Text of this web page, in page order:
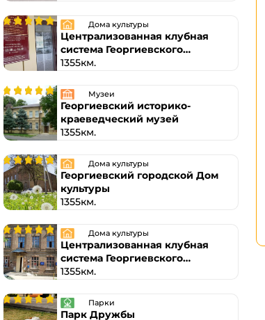
Дома культуры
Централизованная клубная
система Георгиевского
городского округа
1355км.
Музеи
Георгиевский историко-
краеведческий музей
1355км.
Дома культуры
Георгиевский городской Дом
культуры
1355км.
Дома культуры
Централизованная клубная
система Георгиевского
городского округа
1355км.
Парки
Парк Дружбы